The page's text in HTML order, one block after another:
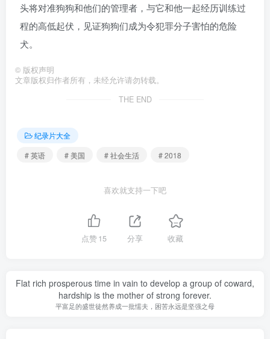
头将对准狗狗和他们的管理者，与它和他一起经历训练过
程的高低起伏，见证狗狗们成为令犯罪分子害怕的危险
犬。
© 版权声明
文章版权归作者所有，未经允许请勿转载。
THE END
纪录片大全
# 英语
# 美国 # 社会生活 # 2018
喜欢就支持一下吧
点赞15 分享 收藏
Flat rich prosperous time in vain to develop a group of coward,
hardship is the mother of strong forever.
平富足的盛世徒然养成一批懦夫，困苦永远是坚强之母